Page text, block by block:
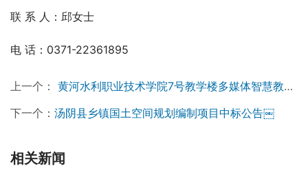
联 系 人：邱女士
电 话：0371-22361895
上一个： 黄河水利职业技术学院7号教学楼多媒体智慧教室基础改造项目成交公告￼
下一个： 汤阴县乡镇国土空间规划编制项目中标公告￼
相关新闻